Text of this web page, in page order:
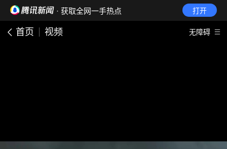
· 获取全网一手热点 打开
首页 视频 无障碍